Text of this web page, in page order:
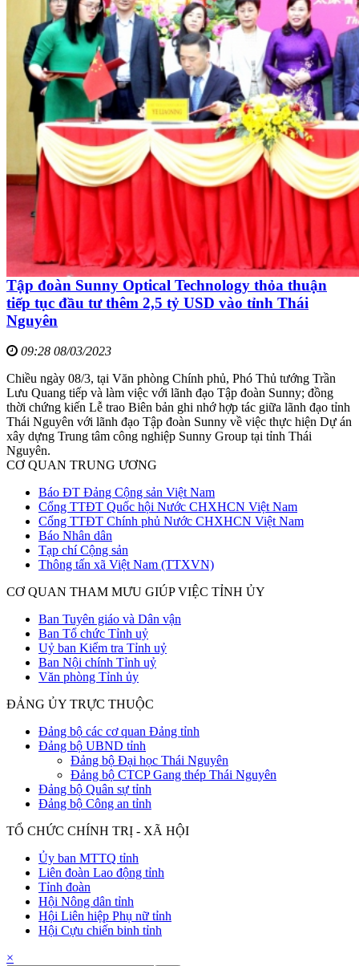
Tập đoàn Sunny Optical Technology thỏa thuận
tiếp tục đầu tư thêm 2,5 tỷ USD vào tỉnh Thái
Nguyên
09:28 08/03/2023
Chiều ngày 08/3, tại Văn phòng Chính phủ, Phó Thủ tướng Trần
Lưu Quang tiếp và làm việc với lãnh đạo Tập đoàn Sunny; đồng
thời chứng kiến Lễ trao Biên bản ghi nhớ hợp tác giữa lãnh đạo tỉnh
Thái Nguyên với lãnh đạo Tập đoàn Sunny về việc thực hiện Dự án
xây dựng Trung tâm công nghiệp Sunny Group tại tỉnh Thái
Nguyên.
CƠ QUAN TRUNG ƯƠNG
Báo ĐT Đảng Cộng sản Việt Nam
Cổng TTĐT Quốc hội Nước CHXHCN Việt Nam
Cổng TTĐT Chính phủ Nước CHXHCN Việt Nam
Báo Nhân dân
Tạp chí Cộng sản
Thông tấn xã Việt Nam (TTXVN)
CƠ QUAN THAM MƯU GIÚP VIỆC TỈNH ỦY
Ban Tuyên giáo và Dân vận
Ban Tổ chức Tỉnh uỷ
Uỷ ban Kiểm tra Tỉnh uỷ
Ban Nội chính Tỉnh uỷ
Văn phòng Tỉnh ủy
ĐẢNG ỦY TRỰC THUỘC
Đảng bộ các cơ quan Đảng tỉnh
Đảng bộ UBND tỉnh
Đảng bộ Đại học Thái Nguyên
Đảng bộ CTCP Gang thép Thái Nguyên
Đảng bộ Quân sự tỉnh
Đảng bộ Công an tỉnh
TỔ CHỨC CHÍNH TRỊ - XÃ HỘI
Ủy ban MTTQ tỉnh
Liên đoàn Lao động tỉnh
Tỉnh đoàn
Hội Nông dân tỉnh
Hội Liên hiệp Phụ nữ tỉnh
Hội Cựu chiến binh tỉnh
×